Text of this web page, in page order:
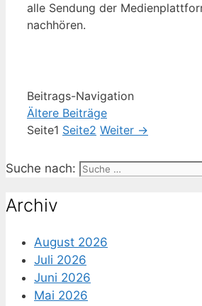
alle Sendung der
nachhören.
Beitrags-Navigation
Ältere Beiträge
Seite1 Seite2 Weiter →
Suche nach:
Archiv
August 2026
Juli 2026
Juni 2026
Mai 2026